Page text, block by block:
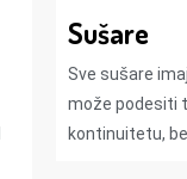
Sušare
Sve sušare
može podesiti
kontinuitetu,